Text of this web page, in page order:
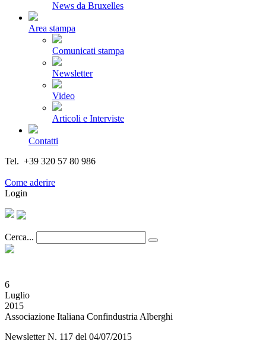
News da Bruxelles
Area stampa
Comunicati stampa
Newsletter
Video
Articoli e Interviste
Contatti
Tel. +39 320 57 80 986
Come aderire
Login
Cerca...
6
Luglio
2015
Associazione Italiana Confindustria Alberghi
Newsletter N. 117 del 04/07/2015